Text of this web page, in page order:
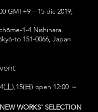
GMT+9 – 15 dic 2019,
1-4 Nishihara,
to 151-0066, Japan
土),15(日) open 12:00 ～
WORKS' SELECTION